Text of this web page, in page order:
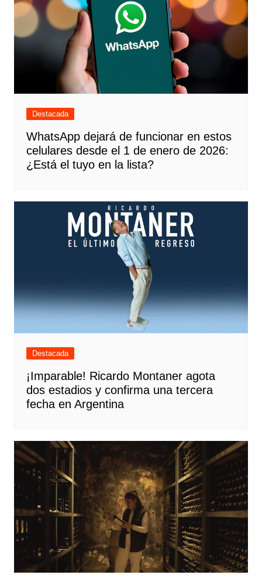
Destacada
WhatsApp dejará de funcionar en estos
celulares desde el 1 de enero de 2026:
¿Está el tuyo en la lista?
Destacada
¡Imparable! Ricardo Montaner agota
dos estadios y confirma una tercera
fecha en Argentina